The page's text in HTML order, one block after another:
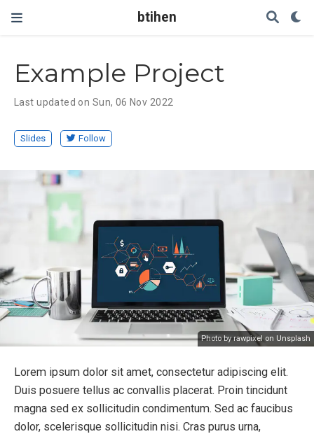
btihen
Example Project
Last updated on Sun, 06 Nov 2022
Slides Follow
Photo by rawpixel on Unsplash
Lorem ipsum dolor sit amet, consectetur adipiscing elit.
Duis posuere tellus ac convallis placerat. Proin tincidunt
magna sed ex sollicitudin condimentum. Sed ac faucibus
dolor, scelerisque sollicitudin nisi. Cras purus urna,